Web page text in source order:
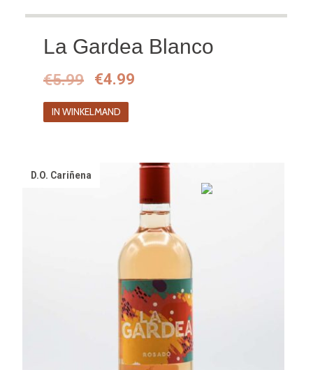
La Gardea Blanco
€5.99
Oorspronkelijke
prijs
was:
€4.99
IN WINKELMAND
D.O. Cariñena